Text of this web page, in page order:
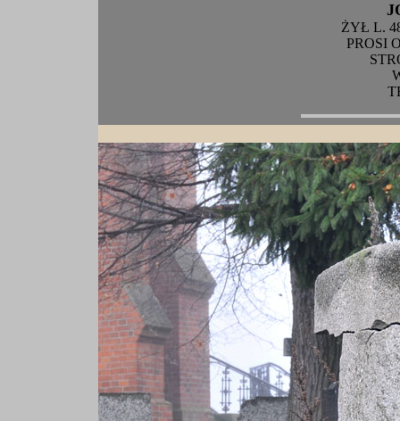
ŻYŁ L.
PROSI
T